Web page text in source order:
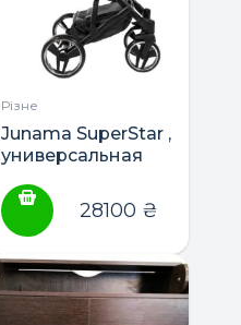
Різне
Junama SuperStar ,
универсальная
28100 ₴